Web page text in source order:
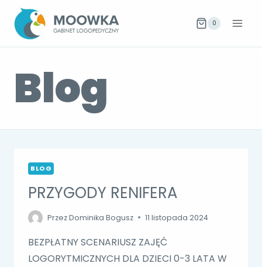
Przejdź
treści
0
Blog
BLOG
PRZYGODY RENIFERA
PrzezDominika Bogusz 11 listopada 2024
BEZPŁATNY SCENARIUSZ ZAJĘĆ
LOGORYTMICZNYCH DLA DZIECI 0-3 LATA W